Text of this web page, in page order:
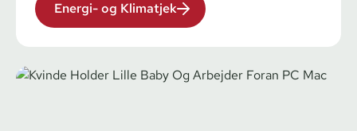
Energi- og Klimatjek